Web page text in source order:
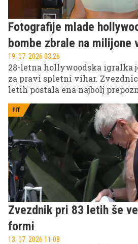
Fotografije mlade
bombe zbrale na milijone
19. 07. 2026 03.26
28-letna hollywoodska igralka
za pravi spletni vihar.
letih postala ena najbolj
z vročimi fotografijami.
FIT
Zvezdnik pri 83 letih še
formi
13. 07. 2026 11.08